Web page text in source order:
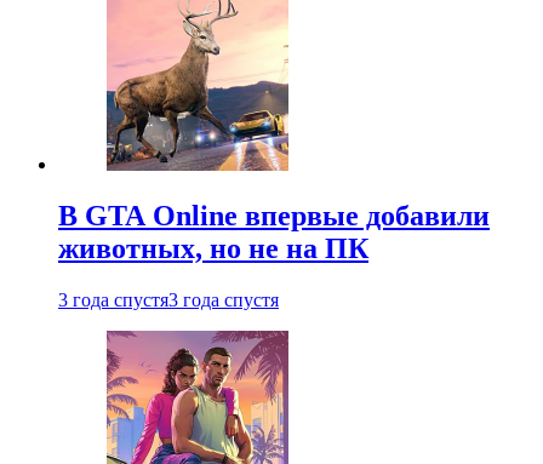
В GTA Online впервые добавили
животных, но не на ПК
3 года спустя3 года спустя